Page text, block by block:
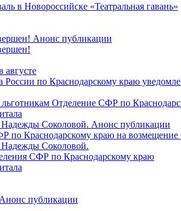
в Новороссийске «Театральная гавань»
Анонс публикации
по Краснодарскому краю
Отделение СФР по
Надежды Соколовой. Анонс публикации
по Краснодарскому краю на возмещение
Надежды Соколовой.
СФР по Краснодарскому краю
публикации